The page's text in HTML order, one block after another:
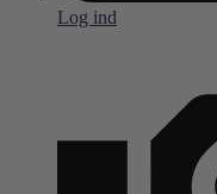
Log ind